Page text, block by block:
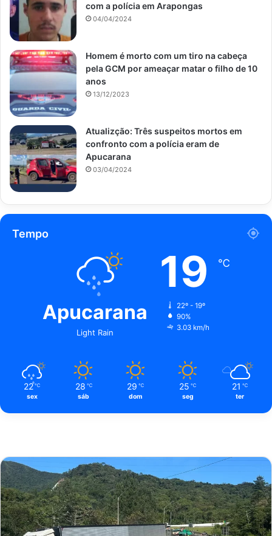
com a polícia em Arapongas
04/04/2024
Homem é morto com um tiro na cabeça
pela GCM por ameaçar matar o filho de 10
anos
13/12/2023
Atualizção: Três suspeitos mortos em
confronto com a polícia eram de
Apucarana
03/04/2024
Tempo
Apucarana
Light Rain
19 ℃
22º - 19º
90%
3.03 km/h
22 ℃
sex
28 ℃
sáb
29 ℃
dom
25 ℃
seg
21 ℃
ter